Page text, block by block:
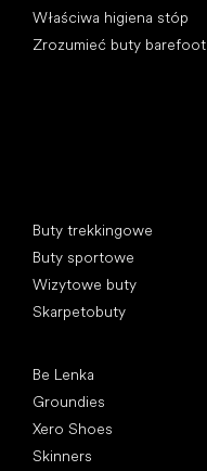
Właściwa higiena stóp
Zrozumieć buty barefoot
Buty trekkingowe
Buty sportowe
Wizytowe buty
Skarpetobuty
Be Lenka
Groundies
Xero Shoes
Skinners